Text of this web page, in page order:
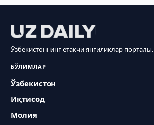
Ўзбекистоннинг етакчи янгиликлар
БЎЛИМЛАР
Ўзбекистон
Иқтисод
Молия